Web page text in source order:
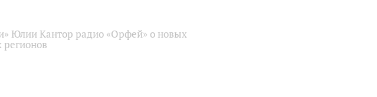
Юлии Кантор радио «Орфей» о новых